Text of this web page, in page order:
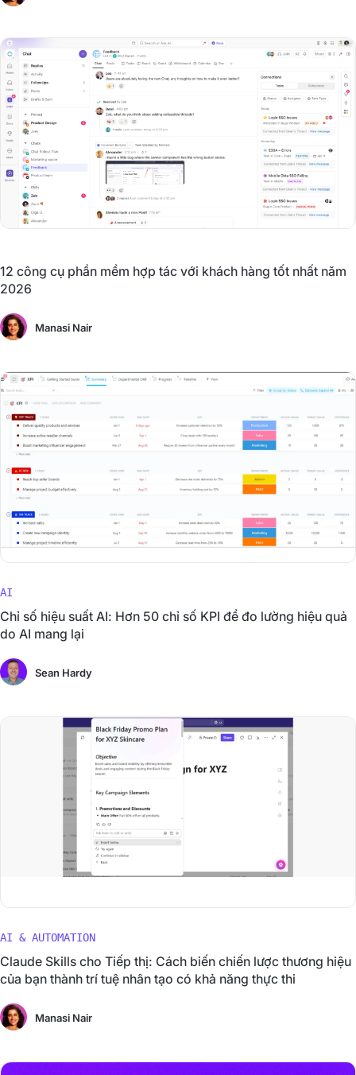
12 công cụ phần mềm hợp tác với khách hàng tốt nhất năm
2026
Manasi Nair
AI
Chỉ số hiệu suất AI: Hơn 50 chỉ số KPI để đo lường hiệu quả
do AI mang lại
Sean Hardy
AI & AUTOMATION
Claude Skills cho Tiếp thị: Cách biến chiến lược thương hiệu
của bạn thành trí tuệ nhân tạo có khả năng thực thi
Manasi Nair